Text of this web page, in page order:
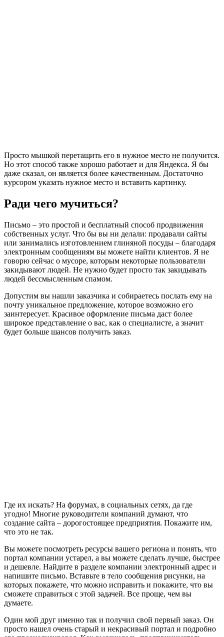
Просто мышкой перетащить его в нужное место не получится.
Но этот способ также хорошо работает и для Яндекса. Я бы
даже сказал, он является более качественным. Достаточно
курсором указать нужное место и вставить картинку.
Ради чего мучиться?
Письмо – это простой и бесплатный способ продвижения
собственных услуг. Что бы вы ни делали: продавали сайты
или занимались изготовлением глиняной посуды – благодаря
электронным сообщениям вы можете найти клиентов. Я не
говорю сейчас о мусоре, которым некоторые пользователи
закидывают людей. Не нужно будет просто так закидывать
людей бессмысленным спамом.
Допустим вы нашли заказчика и собираетесь послать ему на
почту уникальное предложение, которое возможно его
заинтересует. Красивое оформление письма даст более
широкое представление о вас, как о специалисте, а значит
будет больше шансов получить заказ.
Где их искать? На форумах, в социальных сетях, да где
угодно! Многие руководители компаний думают, что
создание сайта – дорогостоящее предприятия. Покажите им,
что это не так.
Вы можете посмотреть ресурсы вашего региона и понять, что
портал компании устарел, а вы можете сделать лучше, быстрее
и дешевле. Найдите в разделе компании электронный адрес и
напишите письмо. Вставьте в тело сообщения рисунки, на
которых покажете, что можно исправить и покажите, что вы
сможете справиться с этой задачей. Все проще, чем вы
думаете.
Один мой друг именно так и получил свой первый заказ. Он
просто нашел очень старый и некрасивый портал и подробно